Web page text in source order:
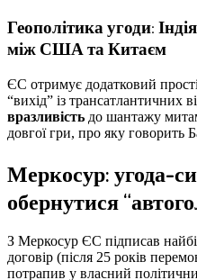
Геополітика угоди:
між США та Китаєм
ЄС отримує додатковий
“вихід” із трансатлантичних
вразливість до шантажу
довгої гри, про яку говорить
Меркосур: угода-
обернутися
З Меркосур ЄС підписав
договір (після 25 років
потрапив у власний